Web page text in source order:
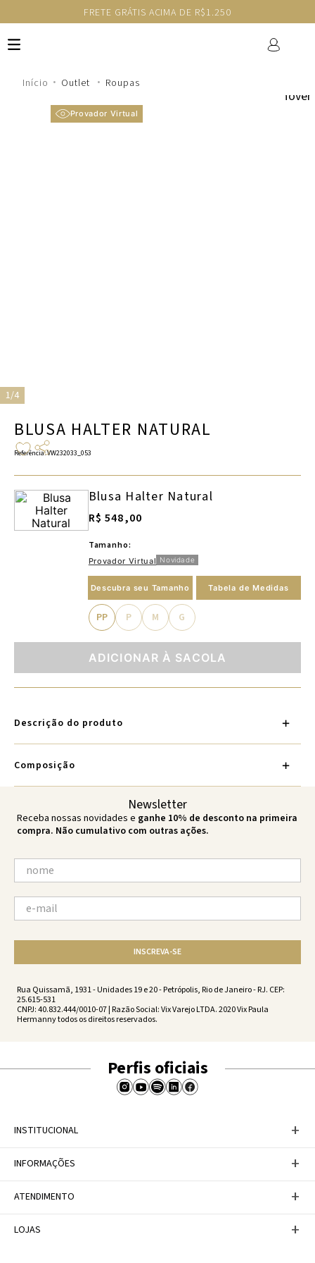
ACIMA DE R$1.250 GANHE 10% NA
Outlet Roupas
Provador Virtual
1/4
BLUSA HALTER NATURAL
Referência:VW232033_053
Blusa Halter Natural
R$ 548,00
Tamanho:
Provador Virtual Novidade
Descubra seu Tamanho Tabela de Medidas
PP P M G
ADICIONAR À SACOLA
Descrição do produto
Composição
Newsletter
Receba nossas novidades e ganhe 10% de desconto na primeira
compra. Não cumulativo com outras ações.
INSCREVA-SE
Rua Quissamã, 1931 - Unidades 19 e 20 - Petrópolis, Rio de Janeiro - RJ. CEP:
25.615-531
CNPJ: 40.832.444/0010-07 | Razão Social: Vix Varejo LTDA. 2020 Vix Paula
Hermanny todos os direitos reservados.
Perfis oficiais
INSTITUCIONAL +
A Marca
Trabalhe conosco
INFORMAÇÕES +
Política de Privacidade
Tabela de Medidas
ATENDIMENTO +
Personal Shopper
LOJAS +